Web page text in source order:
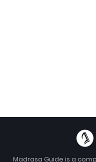
Madrasa Guide is a